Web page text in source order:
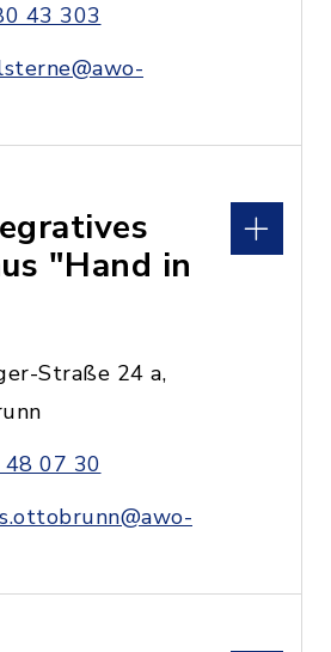
43 303
"Hand in
Straße 24 a,
07 30